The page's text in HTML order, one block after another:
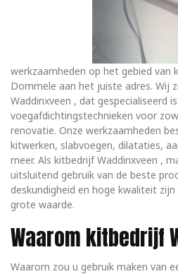
werkzaamheden op het gebied van
Dommele aan het juiste adres. Wij
Waddinxveen , dat gespecialiseerd
voegafdichtingstechnieken voor
renovatie. Onze werkzaamheden
kitwerken, slabvoegen, dilataties,
meer. Als kitbedrijf Waddinxveen ,
uitsluitend gebruik van de beste
deskundigheid en hoge kwaliteit
grote waarde.
Waarom kitbedrijf
Waarom zou u gebruik maken van